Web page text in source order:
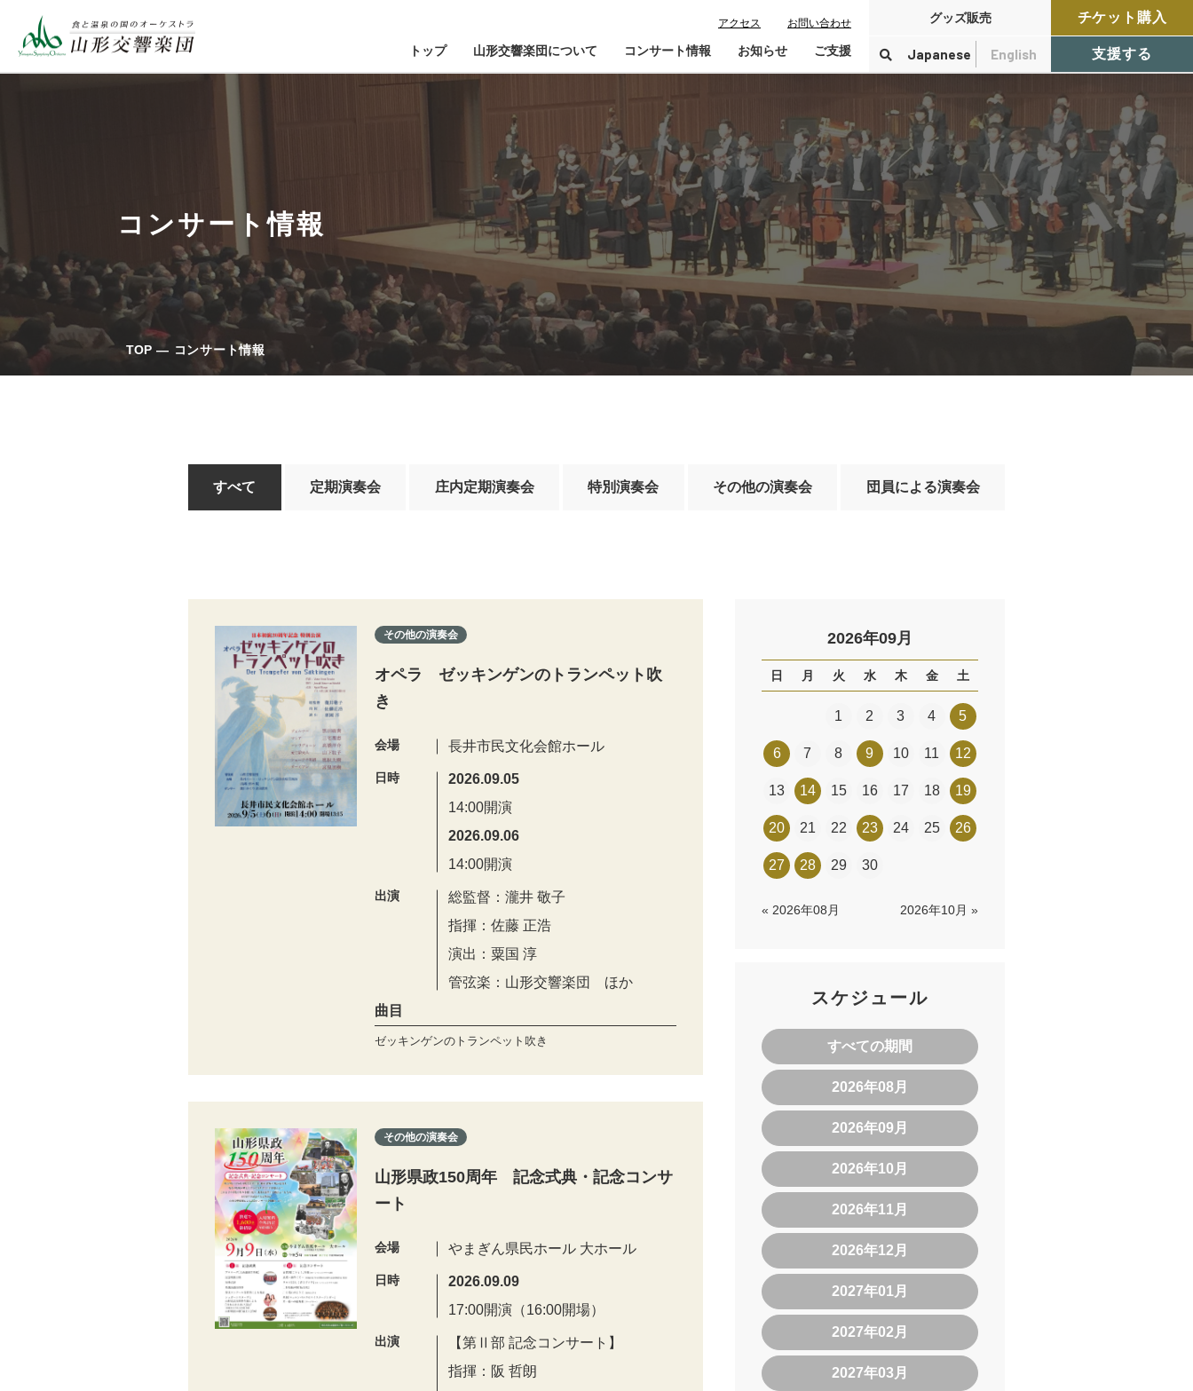
アクセス お問い合わせ
トップ 山形交響楽団について
山響が目指すもの
指揮者・楽団員紹介
山響アマデウスコア
山響の教育・地域交流
動画で見る山響
団体情報
コンサート情報
チケット購入ガイド
鑑賞会員入会
定期演奏会アーカイブ
お知らせ ご支援
寄付控除について
グッズ販売
Japanese English
チケット購入
支援する
コンサート情報
TOP コンサート情報
すべて 定期演奏会 庄内定期演奏会 特別演奏会 その他の演奏会 団員による演奏会
その他の演奏会
オペラ ゼッキンゲンのトランペット吹
き
会場 長井市民文化会館ホール
日時
2026.09.05
14:00開演
2026.09.06
14:00開演
出演
総監督：瀧井 敬子
指揮：佐藤 正浩
演出：粟国 淳
管弦楽：山形交響楽団 ほか
曲目
ゼッキンゲンのトランペット吹き
その他の演奏会
山形県政150周年 記念式典・記念コンサ
ート
会場 やまぎん県民ホール 大ホール
日時
2026.09.09
17:00開演（16:00開場）
出演
【第Ⅱ部 記念コンサート】
指揮：阪 哲朗
2026年09月
日 月 火 水 木 金 土
1 2 3 4 5
6 7 8 9 10 11 12
13 14 15 16 17 18 19
20 21 22 23 24 25 26
27 28 29 30
« 2026年08月 2026年10月 »
スケジュール
すべての期間
2026年08月
2026年09月
2026年10月
2026年11月
2026年12月
2027年01月
2027年02月
2027年03月